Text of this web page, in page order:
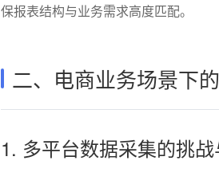
保报表结构与业务需求高度匹配。
二、电商业务场景下
1. 多平台数据采集的挑